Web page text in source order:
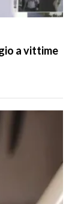
a vittime